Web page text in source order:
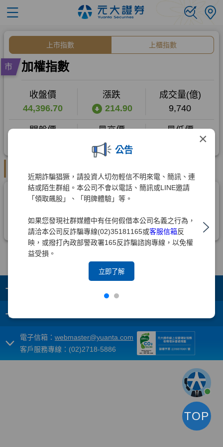
×
公告
近期詐騙猖獗，請投資人切勿輕信不明來電、簡訊、連
結或陌生群組。本公司不會以電話、簡訊或LINE邀請
「領取飆股」、「明牌體驗」等。
如果您發現社群媒體中有任何假借本公司名義之行為，
請洽本公司反詐騙專線(02)35181165或客服信箱反
映，或撥打內政部警政署165反詐騙諮詢專線，以免權
益受損。
立即了解
+
+
電子信箱： webmaster@yuanta.com
客戶服務專線：(02)2718-5886
TOP